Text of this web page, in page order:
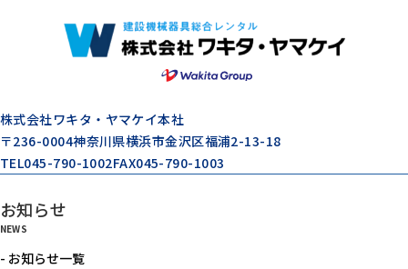
株式会社ワキタ・ヤマケイ本社
〒236-0004神奈川県横浜市金沢区福浦2-13-18
TEL045-790-1002FAX045-790-1003
お知らせ
NEWS
- お知らせ一覧